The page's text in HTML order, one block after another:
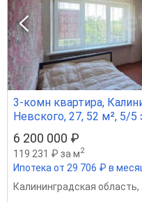
3-комн квартира,
Невского, 27, 52 м², 5/5
6 200 000 ₽
119 231 ₽ за м2
Ипотека от 29 706 ₽ в
Калининградская область,